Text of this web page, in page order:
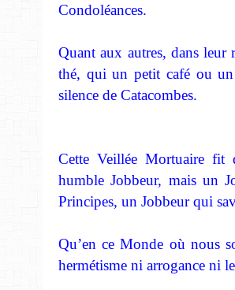
Condoléances.
Quant aux autres, dans leur
thé, qui un petit café ou
silence de Catacombes.
Cette Veillée Mortuaire
humble Jobbeur, mais un
Principes, un Jobbeur qui
Qu’en ce Monde où nous
hermétisme ni arrogance ni